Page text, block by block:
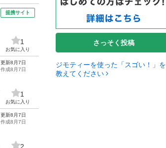
提携サイト
1
お気に入り
更新8月7日
作成8月7日
1
お気に入り
更新8月7日
作成8月7日
2
さっそく投稿
ジモティーを使った「スゴい！」を
教えてください